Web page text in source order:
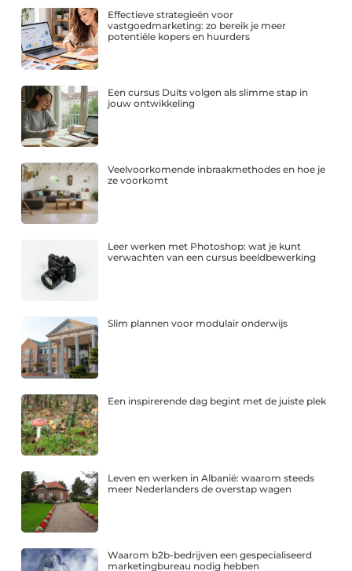
Effectieve strategieën voor
vastgoedmarketing: zo bereik je meer
potentiële kopers en huurders
Een cursus Duits volgen als slimme stap in
jouw ontwikkeling
Veelvoorkomende inbraakmethodes en hoe je
ze voorkomt
Leer werken met Photoshop: wat je kunt
verwachten van een cursus beeldbewerking
Slim plannen voor modulair onderwijs
Een inspirerende dag begint met de juiste plek
Leven en werken in Albanië: waarom steeds
meer Nederlanders de overstap wagen
Waarom b2b-bedrijven een gespecialiseerd
marketingbureau nodig hebben